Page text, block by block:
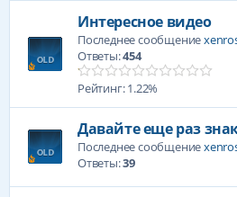
Интересное видео
Последнее сообщение
Ответы:454
Рейтинг: 1.22%
Давайте еще раз
Последнее сообщение
Ответы:39